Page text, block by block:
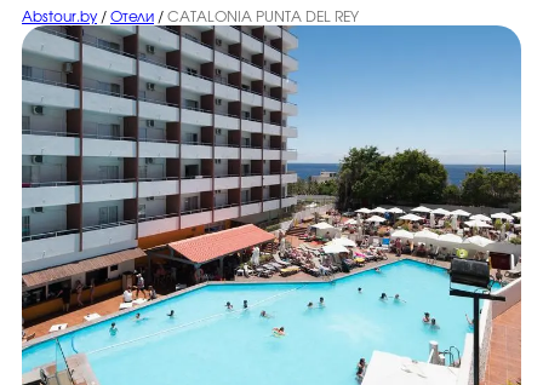
Abstour.by / Отели / CATALONIA PUNTA DEL REY